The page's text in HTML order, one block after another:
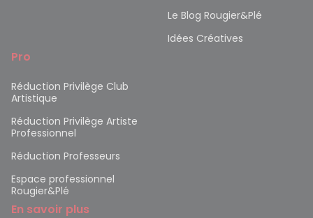
Le Blog Rougier&Plé
Idées Créatives
Pro
Réduction Privilège Club
Artistique
Réduction Privilège Artiste
Professionnel
Réduction Professeurs
Espace professionnel
Rougier&Plé
En savoir plus